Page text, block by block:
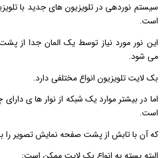
سیستم نوردهی در تلویزیون های جدید با
است.
این نور مورد نیاز توسط یک المان جدا از
می شود.
بک لایت تلویزیون انواع مختلفی دارد.
است.
که آن با تابش از پشت صفحه نمایش تصویر را